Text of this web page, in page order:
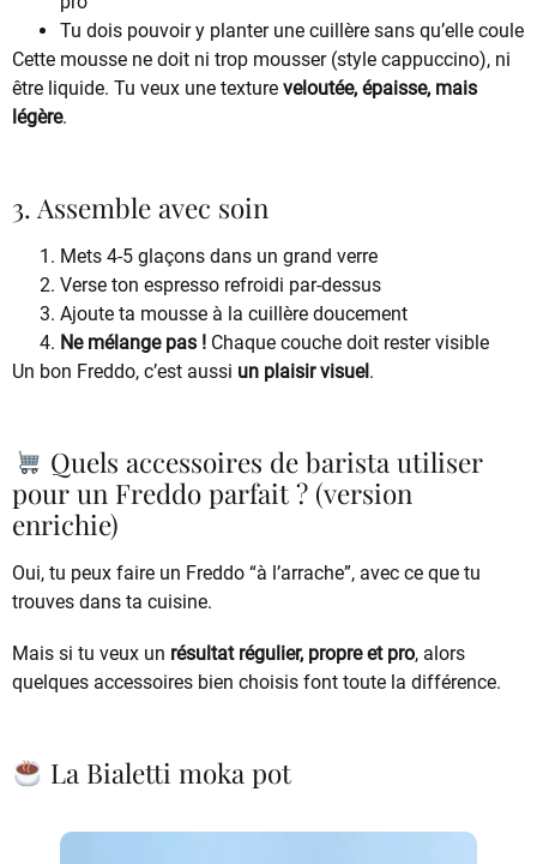
Tu dois pouvoir y planter une cuillère sans qu’elle coule
Cette mousse ne doit ni trop mousser (style cappuccino), ni
être liquide. Tu veux une texture veloutée, épaisse, mais
légère.
3. Assemble avec soin
Mets 4-5 glaçons dans un grand verre
Verse ton espresso refroidi par-dessus
Ajoute ta mousse à la cuillère doucement
Ne mélange pas ! Chaque couche doit rester visible
Un bon Freddo, c’est aussi un plaisir visuel.
Quels accessoires de barista utiliser
pour un Freddo parfait ? (version
enrichie)
Oui, tu peux faire un Freddo “à l’arrache”, avec ce que tu
trouves dans ta cuisine.
Mais si tu veux un résultat régulier, propre et pro, alors
quelques accessoires bien choisis font toute la différence.
La Bialetti moka pot